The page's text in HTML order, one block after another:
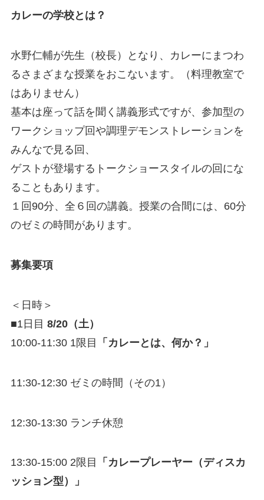
カレーの学校とは？
水野仁輔が先生（校長）となり、カレーにまつわ
るさまざまな授業をおこないます。（料理教室で
はありません）
基本は座って話を聞く講義形式ですが、参加型の
ワークショップ回や調理デモンストレーションを
みんなで見る回、
ゲストが登場するトークショースタイルの回にな
ることもあります。
１回90分、全６回の講義。授業の合間には、60分
のゼミの時間があります。
募集要項
＜日時＞
■1日目 8/20（土）
10:00-11:30 1限目
「カレーとは、何か？」
11:30-12:30 ゼミの時間（その1）
12:30-13:30 ランチ休憩
13:30-15:00 2限目
「カレープレーヤー（ディスカ
ッション型）」